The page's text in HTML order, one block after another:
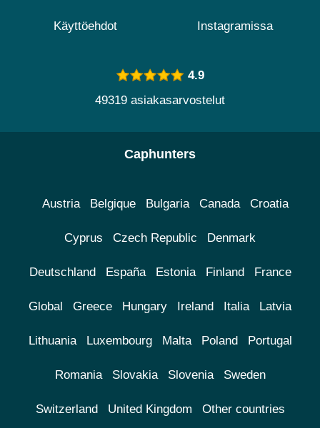
Käyttöehdot Instagramissa
4.9
49319 asiakasarvostelut
Caphunters
Austria Belgique Bulgaria Canada Croatia
Cyprus Czech Republic Denmark
Deutschland España Estonia Finland France
Global Greece Hungary Ireland Italia Latvia
Lithuania Luxembourg Malta Poland Portugal
Romania Slovakia Slovenia Sweden
Switzerland United Kingdom Other countries